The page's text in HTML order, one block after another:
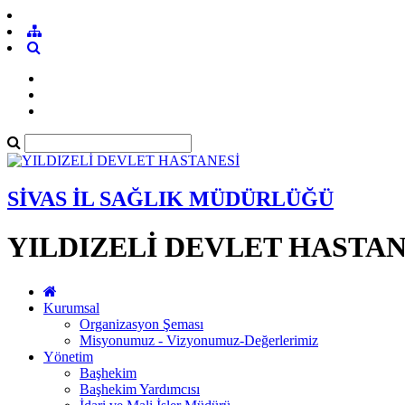
SİVAS İL SAĞLIK MÜDÜRLÜĞÜ
YILDIZELİ DEVLET
Kurumsal
Organizasyon Şeması
Misyonumuz - Vizyonumuz-Değerlerimiz
Yönetim
Başhekim
Başhekim Yardımcısı